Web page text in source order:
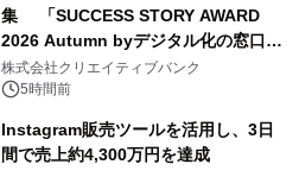
集 「SUCCESS STORY AWARD
2026 Autumn byデジタル化の窓口」
開催
株式会社クリエイティブバンク
5時間前
Instagram販売ツールを活用し、3日
間で売上約4,300万円を達成